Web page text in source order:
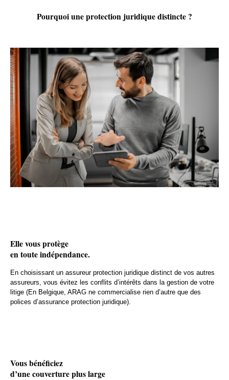
Pourquoi une protection juridique distincte ?
Elle vous protège
en toute indépendance.
En choisissant un assureur protection juridique distinct de vos autres
assureurs, vous évitez les conflits d’intérêts dans la gestion de votre
litige (En Belgique, ARAG ne commercialise rien d’autre que des
polices d’assurance protection juridique).
Vous bénéficiez
d’une couverture plus large